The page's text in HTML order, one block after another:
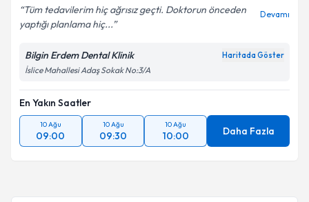
Tüm tedavilerim hiç ağrısız geçti. Doktorun önceden
yaptığı planlama hiç...
Devamı
Bilgin Erdem Dental Klinik Haritada Göster
İslice Mahallesi Adaş Sokak No:3/A
En Yakın Saatler
10 Ağu
09:00
10 Ağu
09:30
10 Ağu
10:00 Daha Fazla